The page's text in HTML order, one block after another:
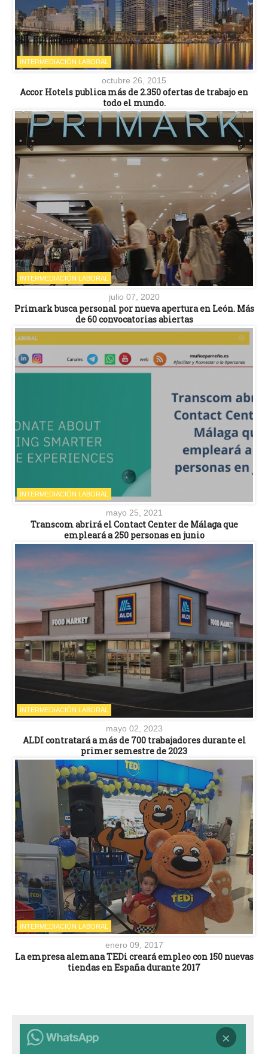
INTERMEDIACIÓN LABORAL
octubre 26, 2015
Accor Hotels publica más de 2.350 ofertas de trabajo en
todo el mundo.
INTERMEDIACIÓN LABORAL
julio 07, 2020
Primark busca personal por nueva apertura en León. Más
de 60 convocatorias abiertas
INTERMEDIACIÓN LABORAL
mayo 25, 2021
Transcom abrirá el Contact Center de Málaga que
empleará a 250 personas en junio
INTERMEDIACIÓN LABORAL
mayo 02, 2023
ALDI contratará a más de 700 trabajadores durante el
primer semestre de 2023
INTERMEDIACIÓN LABORAL
enero 09, 2017
La empresa alemana TEDi creará empleo con 150 nuevas
tiendas en España durante 2017